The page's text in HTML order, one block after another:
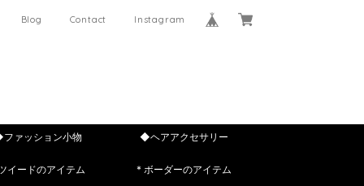
Blog Contact Instagram
ァッション小物 ◆ヘアアクセサリー
イードのアイテム * ボーダーのアイテム